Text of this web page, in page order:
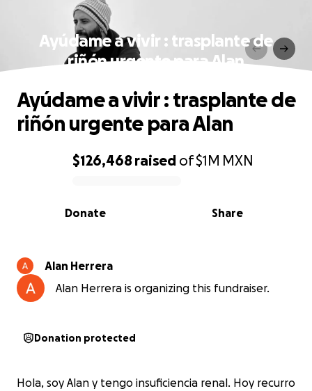
Ayúdame a vivir : trasplante de
riñón urgente para Alan
0% complete
$126,468 raised of$1M MXN
Share
Donate
Ayúdame a vivir : trasplante de
riñón urgente para Alan
Alan Herrera
Alan Herrera is organizing this fundraiser.
Donation protected
Hola, soy Alan y tengo insuficiencia renal. Hoy recurro